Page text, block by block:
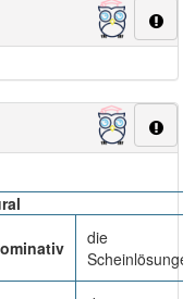
×
fast immer
die